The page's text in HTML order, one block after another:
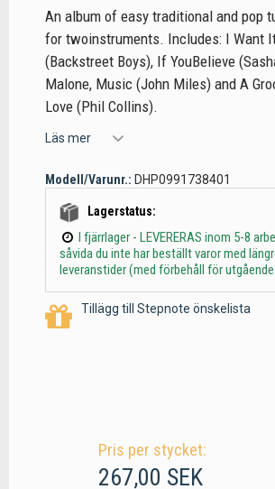
An album of easy traditional and pop
for twoinstruments. Includes: I Want
(Backstreet Boys), If YouBelieve
Malone, Music (John Miles) and A
Love (Phil Collins).
Läs mer
Modell/Varunr.: DHP0991738401
Lagerstatus:
I fjärrlager - LEVERERAS inom 5-8
såvida du inte har beställt varor med
leveranstider (med förbehåll för
Tillägg till Stepnote önskelista
Pris per stycket:
267,00 SEK